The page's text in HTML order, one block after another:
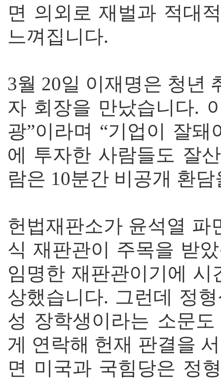
면 의외로 재벌과 적대
느껴집니다.
3월 20일 이재명은 청년
자 회장을 만났습니다.
광”이라며 “기업이 잘
에 투자한 사람들도 잘
람은 10분간 비공개 환
헌법재판소가 윤석열 파
식 재판관이 주목을 받
임명한 재판관이기에
상했습니다. 그런데 정
성 장학생이라는 소문
게 연락해 헌재 판결을
면 미국과 국힘당은 정